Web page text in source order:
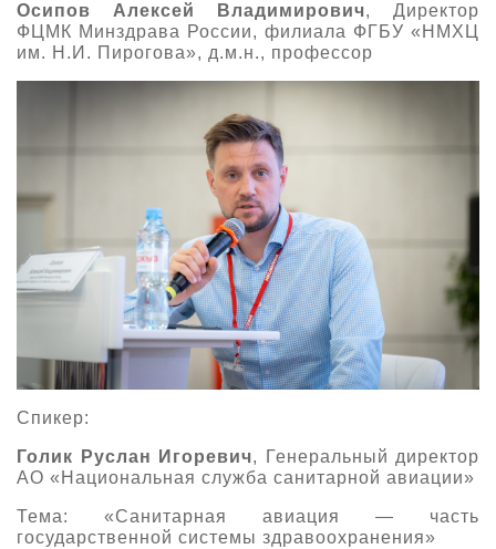
Осипов Алексей Владимирович, Директор
ФЦМК Минздрава России, филиала ФГБУ «НМХЦ
им. Н.И. Пирогова», д.м.н., профессор
Спикер:
Голик Руслан Игоревич, Генеральный директор
АО «Национальная служба санитарной авиации»
Тема: «Санитарная авиация — часть
государственной системы здравоохранения»